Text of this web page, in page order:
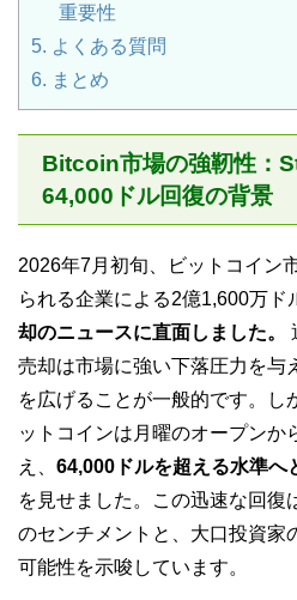
重要性
5. よくある質問
6. まとめ
Bitcoin市場の強靭性：
64,000ドル回復の背景
2026年7月初旬、ビットコイン
られる企業による2億1,600万ド
却のニュースに直面しました。
売却は市場に強い下落圧力を与
を広げることが一般的です。し
ットコインは月曜のオープンか
え、 64,000ドルを超える水準へ
を見せました。この迅速な回復
のセンチメントと、大口投資家
可能性を示唆しています。